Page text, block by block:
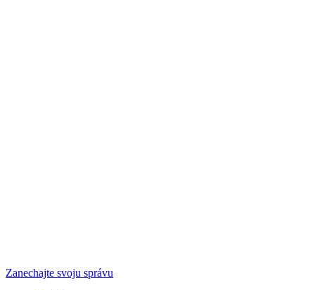
Zanechajte svoju správu